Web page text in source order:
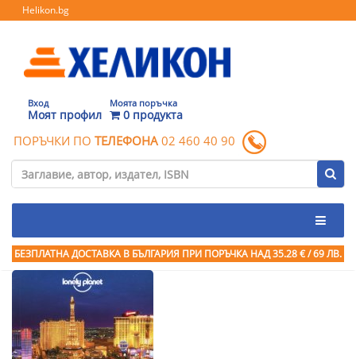
Helikon.bg
Вход
Моят профил
Моята поръчка
0 продукта
ПОРЪЧКИ ПО ТЕЛЕФОНА 02 460 40 90
БЕЗПЛАТНА ДОСТАВКА В БЪЛГАРИЯ ПРИ ПОРЪЧКА НАД 35.28 € / 69 ЛВ.